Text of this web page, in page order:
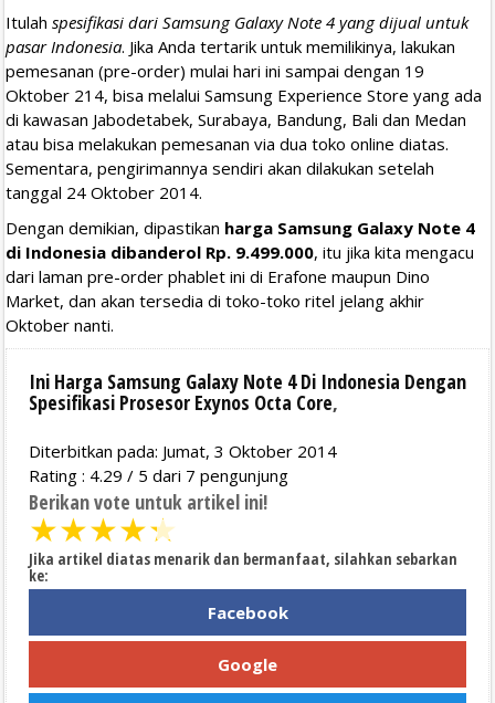
Itulah spesifikasi dari Samsung Galaxy Note 4 yang dijual untuk
pasar Indonesia. Jika Anda tertarik untuk memilikinya, lakukan
pemesanan (pre-order) mulai hari ini sampai dengan 19
Oktober 214, bisa melalui Samsung Experience Store yang ada
di kawasan Jabodetabek, Surabaya, Bandung, Bali dan Medan
atau bisa melakukan pemesanan via dua toko online diatas.
Sementara, pengirimannya sendiri akan dilakukan setelah
tanggal 24 Oktober 2014.
Dengan demikian, dipastikan harga Samsung Galaxy Note 4
di Indonesia dibanderol Rp. 9.499.000, itu jika kita mengacu
dari laman pre-order phablet ini di Erafone maupun Dino
Market, dan akan tersedia di toko-toko ritel jelang akhir
Oktober nanti.
Ini Harga Samsung Galaxy Note 4 Di Indonesia Dengan
Spesifikasi Prosesor Exynos Octa Core,
Diterbitkan pada: Jumat, 3 Oktober 2014
Rating : 4.29 / 5 dari 7 pengunjung
Berikan vote untuk artikel ini!
★★★★★
Jika artikel diatas menarik dan bermanfaat, silahkan sebarkan
ke:
Facebook
Google